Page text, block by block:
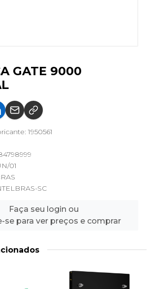
GATE 9000
1950561
01
SC
Faça seu login ou
se para ver preços e comprar